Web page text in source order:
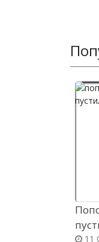
11